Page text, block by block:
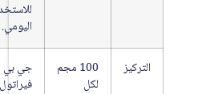
للاستخدام
100 مجم
جي بي